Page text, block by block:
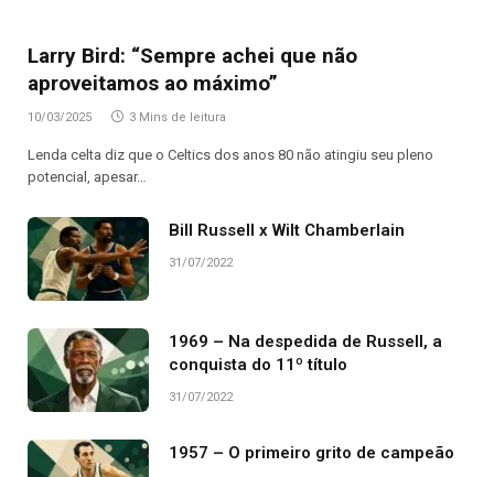
Larry Bird: “Sempre achei que não
aproveitamos ao máximo”
10/03/2025 3 Mins de leitura
Lenda celta diz que o Celtics dos anos 80 não atingiu seu pleno
potencial, apesar…
Bill Russell x Wilt Chamberlain
31/07/2022
1969 – Na despedida de Russell, a
conquista do 11º título
31/07/2022
1957 – O primeiro grito de campeão